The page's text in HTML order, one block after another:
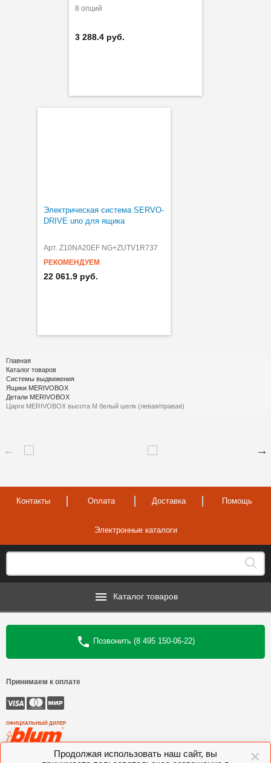
×
Продолжая использовать наш сайт, вы
8 опций
3 288.4 руб.
Электрическая система SERVO-
DRIVE uno для ящика
Арт. Z10NA20EF NG+ZUTV1R737
РЕКОМЕНДУЕМ
22 061.9 руб.
Главная
Каталог товаров
Системы выдвижения
Ящики MERIVOBOX
Детали MERIVOBOX
Царги MERIVOBOX высота M белый шелк (левая/правая)
Контакты Оплата Доставка Помощь
Электронные каталоги
Каталог товаров
Позвонить (8 495 150-06-22)
Принимаем к оплате
ОФИЦИАЛЬНЫЙ ДИЛЕР
Интеркомплект, 2006—2026